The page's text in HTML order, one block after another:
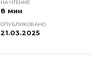
НА ЧТЕНИЕ
8 мин
ОПУБЛИКОВАНО
21.03.2025